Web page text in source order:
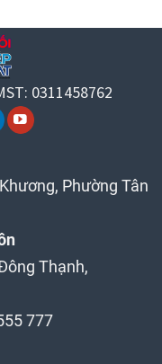
0311458762
Phường Tân
Thạnh,
777